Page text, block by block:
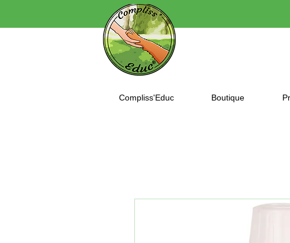
Compliss'Educ Boutique